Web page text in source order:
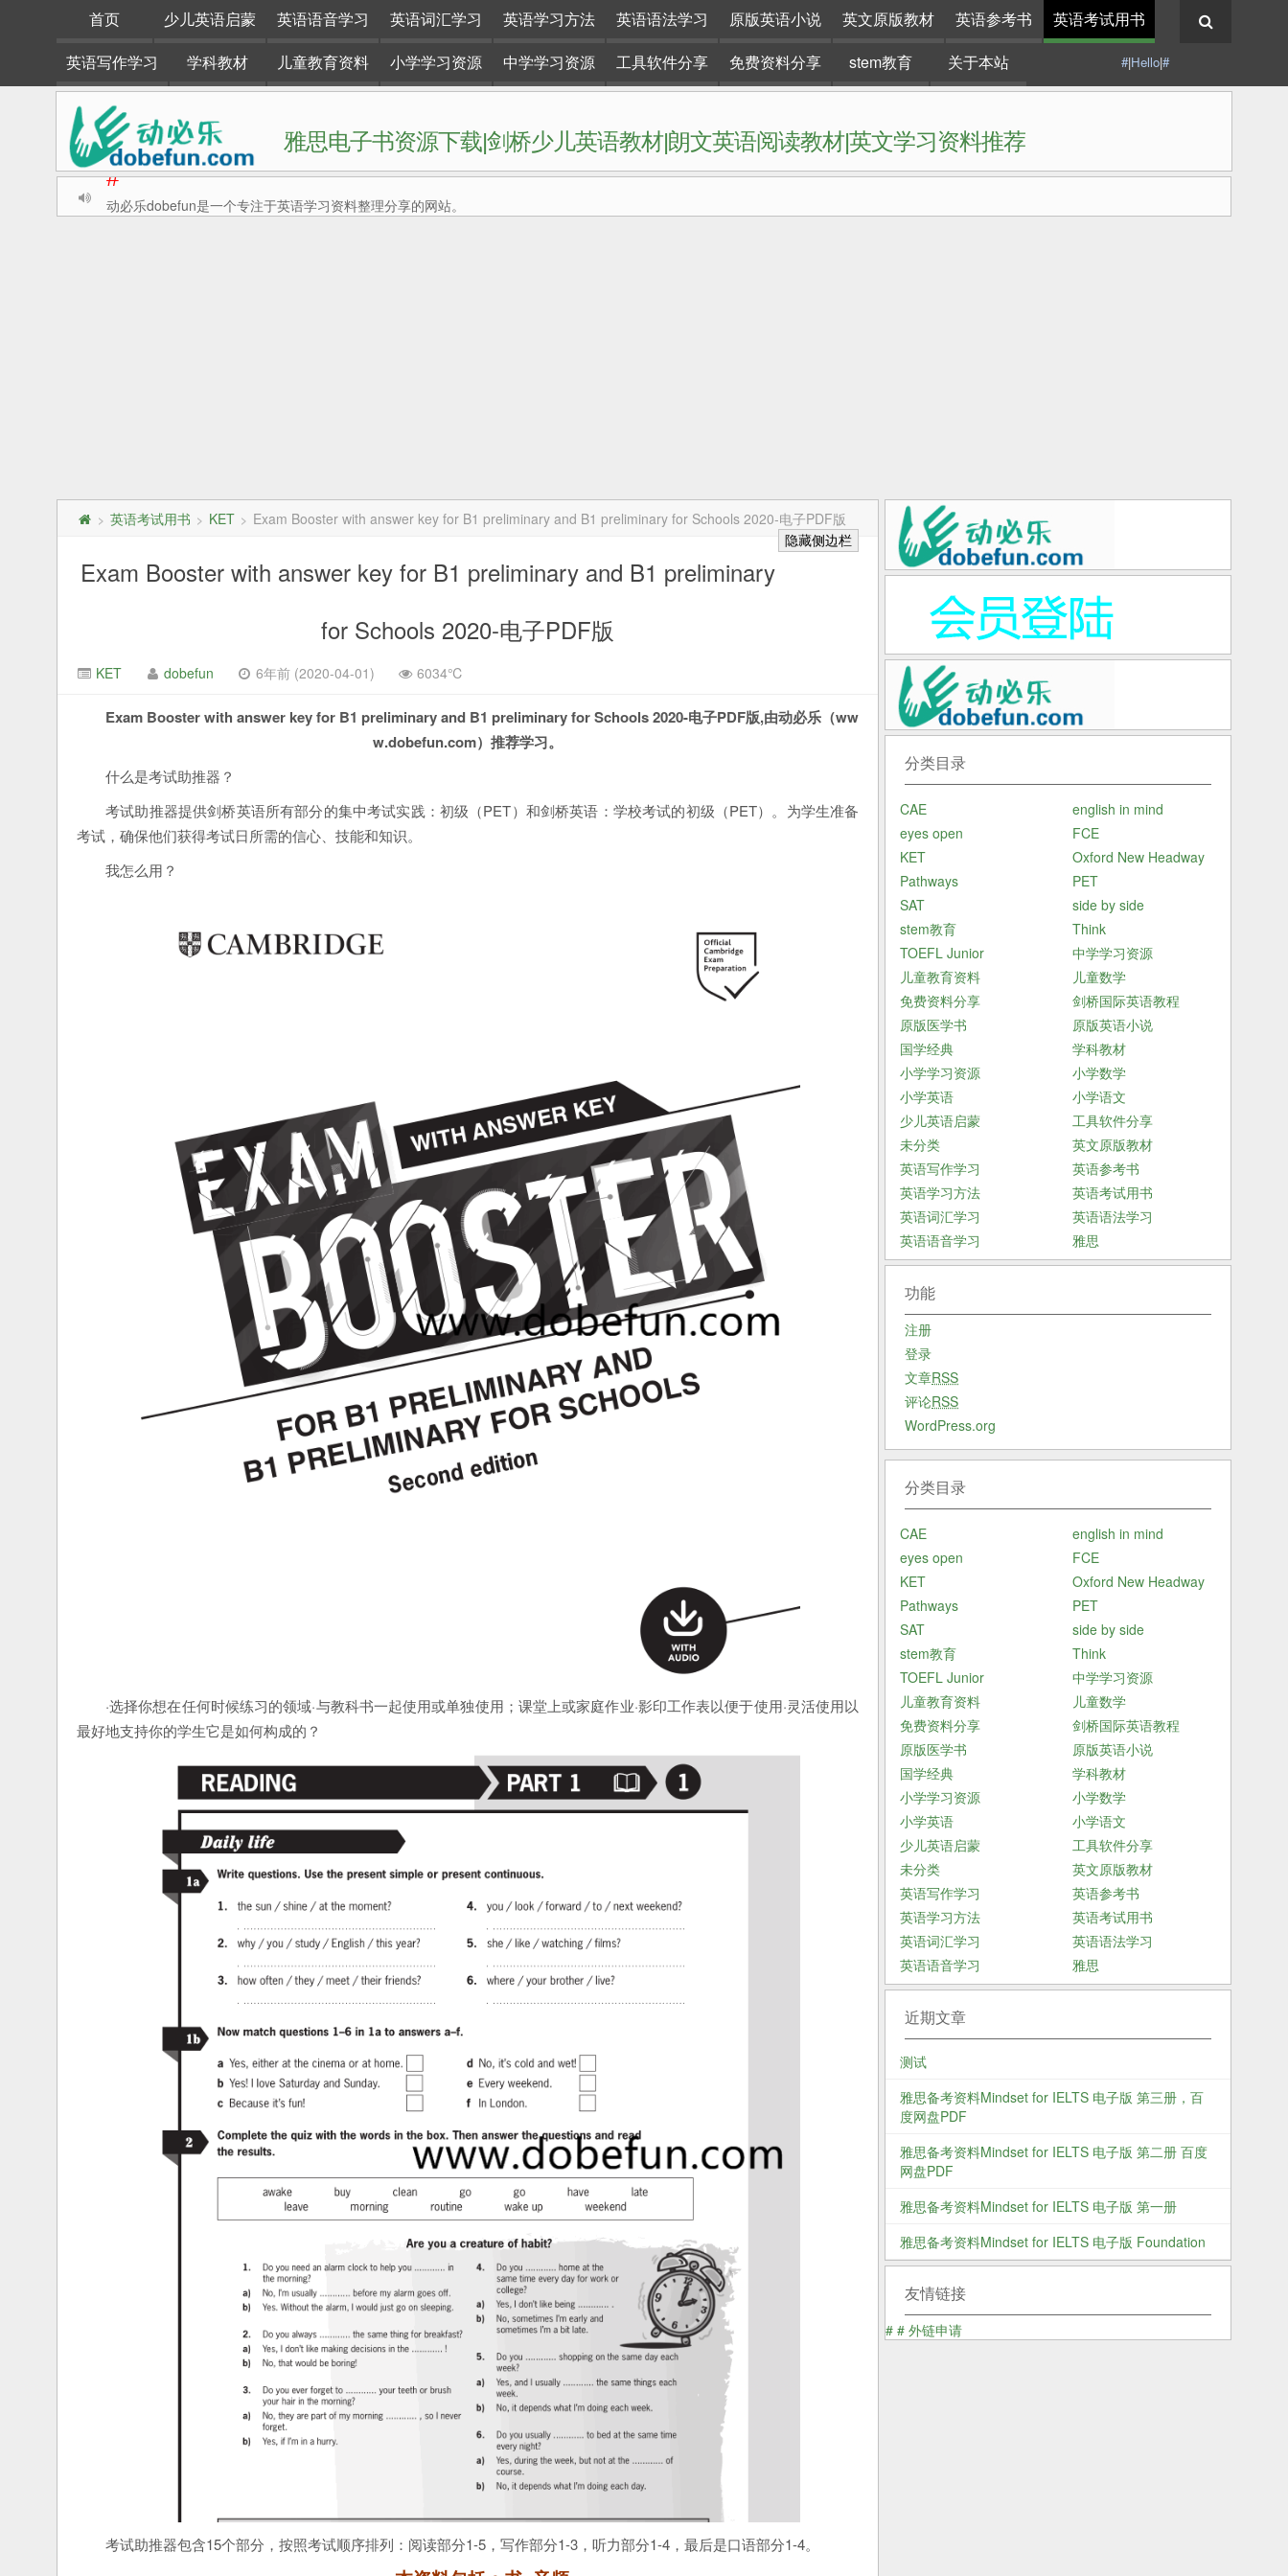
首页 少儿英语启蒙 英语语音学习 英语词汇学习 英语学习方法 英语语法学习 原版英语小说 英文原版教材 英语参考书
英语考试用书
英语写作学习
学科教材 儿童教育资料 小学学习资源 中学学习资源 工具软件分享 免费资料分享 stem教育 关于本站 #|Hello|#
雅思电子书资源下载|剑桥少儿英语教材|朗文英语阅读教材|英文学习资料推荐
动必乐dobefun是一个专注于英语学习资料整理分享的网站。
#
> 英语考试用书 > KET > Exam Booster with answer key for B1 preliminary and B1 preliminary for Schools 2020-电子PDF版
隐藏侧边栏
Exam Booster with answer key for B1 preliminary and B1 preliminary
for Schools 2020-电子PDF版
KET dobefun 6年前 (2020-04-01) 6034℃
Exam Booster with answer key for B1 preliminary and B1 preliminary for Schools 2020-电子PDF版,由动必乐（ww
w.dobefun.com）推荐学习。
什么是考试助推器？
考试助推器提供剑桥英语所有部分的集中考试实践：初级（PET）和剑桥英语：学校考试的初级（PET）。为学生准备
考试，确保他们获得考试日所需的信心、技能和知识。
我怎么用？
·选择你想在任何时候练习的领域·与教科书一起使用或单独使用；课堂上或家庭作业·影印工作表以便于使用·灵活使用以
最好地支持你的学生它是如何构成的？
考试助推器包含15个部分，按照考试顺序排列：阅读部分1-5，写作部分1-3，听力部分1-4，最后是口语部分1-4。
分类目录
CAE
english in mind
eyes open
FCE
KET
Oxford New Headway
Pathways
PET
SAT
side by side
stem教育
Think
TOEFL Junior
中学学习资源
儿童教育资料
儿童数学
免费资料分享
剑桥国际英语教程
原版医学书
原版英语小说
国学经典
学科教材
小学学习资源
小学数学
小学英语
小学语文
少儿英语启蒙
工具软件分享
未分类
英文原版教材
英语写作学习
英语参考书
英语学习方法
英语考试用书
英语词汇学习
英语语法学习
英语语音学习
雅思
功能
注册
登录
文章RSS
评论RSS
WordPress.org
分类目录
CAE
english in mind
eyes open
FCE
KET
Oxford New Headway
Pathways
PET
SAT
side by side
stem教育
Think
TOEFL Junior
中学学习资源
儿童教育资料
儿童数学
免费资料分享
剑桥国际英语教程
原版医学书
原版英语小说
国学经典
学科教材
小学学习资源
小学数学
小学英语
小学语文
少儿英语启蒙
工具软件分享
未分类
英文原版教材
英语写作学习
英语参考书
英语学习方法
英语考试用书
英语词汇学习
英语语法学习
英语语音学习
雅思
近期文章
测试
雅思备考资料Mindset for IELTS 电子版 第三册，百
度网盘PDF
雅思备考资料Mindset for IELTS 电子版 第二册 百度
网盘PDF
雅思备考资料Mindset for IELTS 电子版 第一册
雅思备考资料Mindset for IELTS 电子版 Foundation
友情链接
# # 外链申请